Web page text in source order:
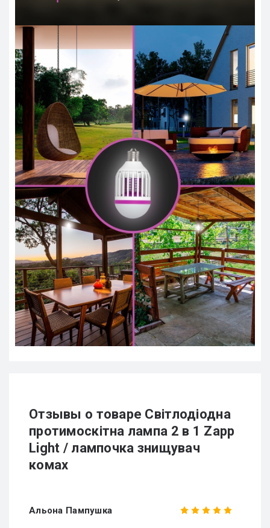
Отзывы о товаре Світлодіодна
протимоскітна лампа 2 в 1 Zapp
Light / лампочка знищувач
комах
Альона Пампушка